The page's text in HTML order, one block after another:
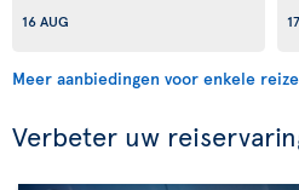
16 AUG
Meer aanbiedingen voor enkele
Verbeter uw